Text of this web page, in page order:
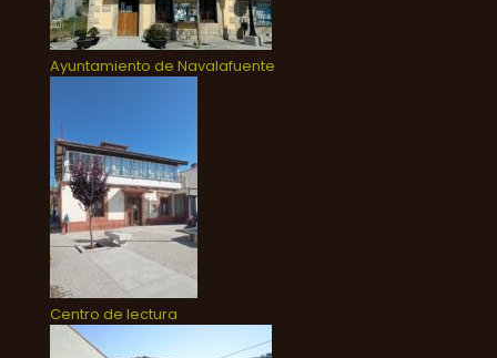
Ayuntamiento de Navalafuente
Centro de lectura